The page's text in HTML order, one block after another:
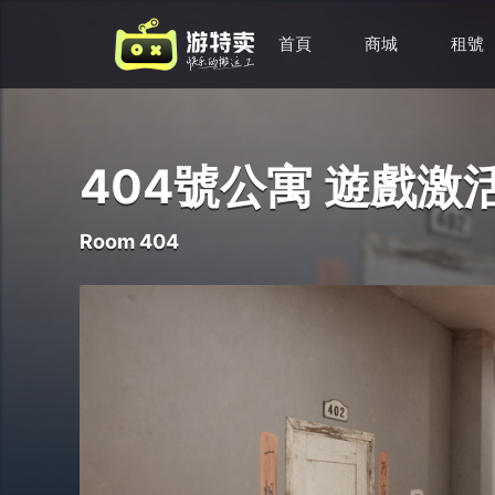
首頁 商城 租號
404號公寓 遊戲激
Room 404